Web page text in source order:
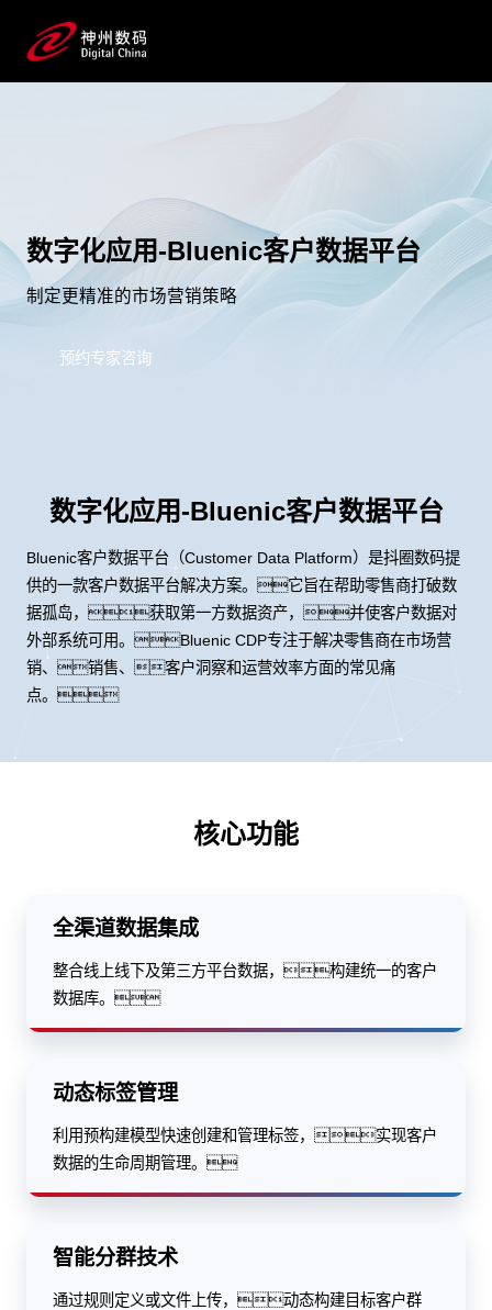
数字化应用-Bluenic客户数据平台
制定更精准的市场营销策略
预约专家咨询
数字化应用-Bluenic客户数据平台
Bluenic客户数据平台（Customer Data Platform）是抖圈数码提
供的一款客户数据平台解决方案。它旨在帮助零售商打破数
据孤岛，获取第一方数据资产，并使客户数据对
外部系统可用。Bluenic CDP专注于解决零售商在市场营
销、销售、客户洞察和运营效率方面的常见痛
点。
核心功能
全渠道数据集成
整合线上线下及第三方平台数据，构建统一的客户
数据库。
动态标签管理
利用预构建模型快速创建和管理标签，实现客户
数据的生命周期管理。
智能分群技术
通过规则定义或文件上传，动态构建目标客户群